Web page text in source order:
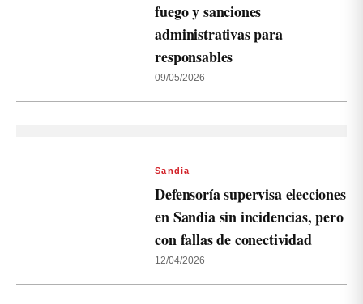
fuego y sanciones
administrativas para
responsables
09/05/2026
Sandia
Defensoría supervisa elecciones
en Sandia sin incidencias, pero
con fallas de conectividad
12/04/2026